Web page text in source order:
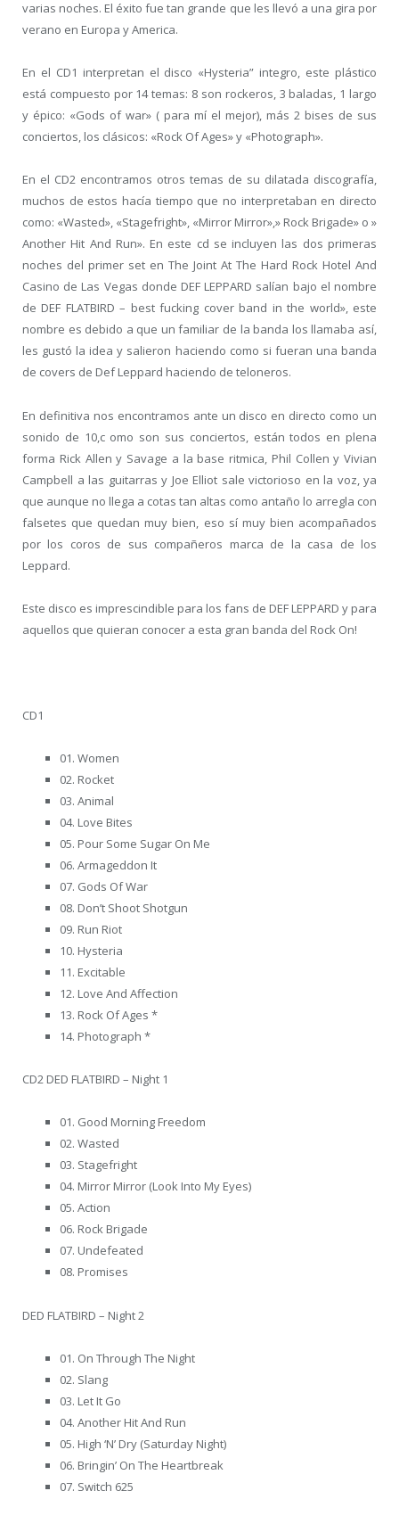
varias noches. El éxito fue tan grande que les llevó a una gira por
verano en Europa y America.
En el CD1 interpretan el disco «Hysteria” integro, este plástico
está compuesto por 14 temas: 8 son rockeros, 3 baladas, 1 largo
y épico: «Gods of war» ( para mí el mejor), más 2 bises de sus
conciertos, los clásicos: «Rock Of Ages» y «Photograph».
En el CD2 encontramos otros temas de su dilatada discografía,
muchos de estos hacía tiempo que no interpretaban en directo
como: «Wasted», «Stagefright», «Mirror Mirror»,» Rock Brigade» o »
Another Hit And Run». En este cd se incluyen las dos primeras
noches del primer set en The Joint At The Hard Rock Hotel And
Casino de Las Vegas donde DEF LEPPARD salían bajo el nombre
de DEF FLATBIRD – best fucking cover band in the world», este
nombre es debido a que un familiar de la banda los llamaba así,
les gustó la idea y salieron haciendo como si fueran una banda
de covers de Def Leppard haciendo de teloneros.
En definitiva nos encontramos ante un disco en directo como un
sonido de 10,c omo son sus conciertos, están todos en plena
forma Rick Allen y Savage a la base ritmica, Phil Collen y Vivian
Campbell a las guitarras y Joe Elliot sale victorioso en la voz, ya
que aunque no llega a cotas tan altas como antaño lo arregla con
falsetes que quedan muy bien, eso sí muy bien acompañados
por los coros de sus compañeros marca de la casa de los
Leppard.
Este disco es imprescindible para los fans de DEF LEPPARD y para
aquellos que quieran conocer a esta gran banda del Rock On!
CD1
01. Women
02. Rocket
03. Animal
04. Love Bites
05. Pour Some Sugar On Me
06. Armageddon It
07. Gods Of War
08. Don’t Shoot Shotgun
09. Run Riot
10. Hysteria
11. Excitable
12. Love And Affection
13. Rock Of Ages *
14. Photograph *
CD2 DED FLATBIRD – Night 1
01. Good Morning Freedom
02. Wasted
03. Stagefright
04. Mirror Mirror (Look Into My Eyes)
05. Action
06. Rock Brigade
07. Undefeated
08. Promises
DED FLATBIRD – Night 2
01. On Through The Night
02. Slang
03. Let It Go
04. Another Hit And Run
05. High ‘N’ Dry (Saturday Night)
06. Bringin’ On The Heartbreak
07. Switch 625